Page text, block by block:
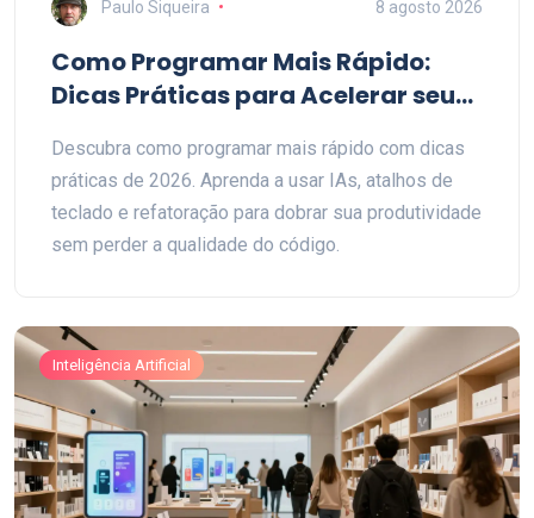
Paulo Siqueira 8 agosto 2026
Como Programar Mais Rápido:
Dicas Práticas para Acelerar seu
Descubra como programar mais rápido com dicas
práticas de 2026. Aprenda a usar IAs, atalhos de
teclado e refatoração para dobrar sua produtividade
sem perder a qualidade do código.
Inteligência Artificial